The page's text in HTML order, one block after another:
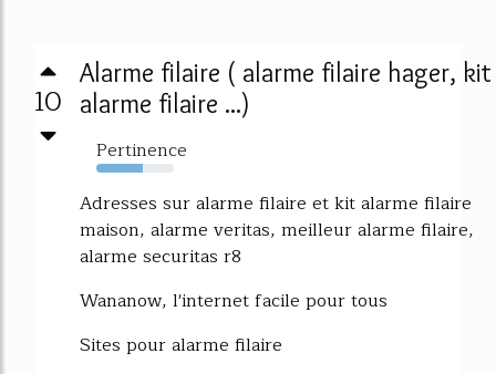
10
Alarme filaire ( alarme filaire hager, kit
alarme filaire ...)
Pertinence
60%
Adresses sur alarme filaire et kit alarme filaire
maison, alarme veritas, meilleur alarme filaire,
alarme securitas r8
Wananow, l'internet facile pour tous
Sites pour alarme filaire